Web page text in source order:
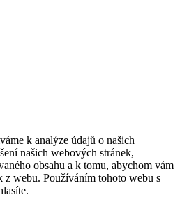
k analýze údajů o našich
našich webových stránek,
obsahu a k tomu, abychom vám
z webu. Používáním tohoto webu s